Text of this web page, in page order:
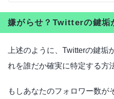
嫌がらせ？Twitterの鍵垢
上述のように、Twitterの鍵
れを誰だか確実に特定する方
もしあなたのフォロワー数が